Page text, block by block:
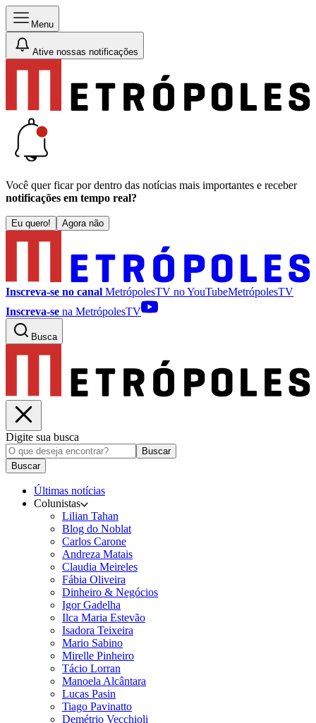
Menu
Ative nossas notificações
Você quer ficar por dentro das notícias mais importantes e receber
notificações em tempo real?
Eu quero! Agora não
Inscreva-se no canal MetrópolesTV noYouTubeMetrópolesTV
Inscreva-se na MetrópolesTV
Busca
Digite sua busca
Buscar
Buscar
Últimas notícias
Colunistas
Lilian Tahan
Blog do Noblat
Carlos Carone
Andreza Matais
Claudia Meireles
Fábia Oliveira
Dinheiro & Negócios
Igor Gadelha
Ilca Maria Estevão
Isadora Teixeira
Mario Sabino
Mirelle Pinheiro
Tácio Lorran
Manoela Alcântara
Lucas Pasin
Tiago Pavinatto
Demétrio Vecchioli